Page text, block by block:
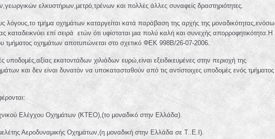
ελκυστήρων,μετρό,τρένων και πολλές άλλες συναφείς δραστηριότητες.
λόγους,το τμήμα οχημάτων καταργείται κατά παράβαση της αρχής της μοναδικότητας,ενόσω
καταδεικνύει επί σειρά ετών ότι υφίσταται μια πολύ καλή και συνεχής απορροφητικότητα.Η
τμήματος οχημάτων αποτυπώνεται στο σχετικό ΦΕΚ 998Β/26-07-2006.
υποδομές,αξίας εκατοντάδων χιλιάδων ευρώ,είναι εξειδικευμένες στην περιοχή της
και δεν είναι δυνατόν να υποκατασταθούν από τις αντίστοιχες υποδομές ενός τμήματος
Ελέγχου Οχημάτων (ΚΤΕΟ),(το μοναδικό στην Ελλάδα).
Αεροδυναμικής Οχημάτων,(η μοναδική στην Ελλάδα σε Τ..Ε.Ι).